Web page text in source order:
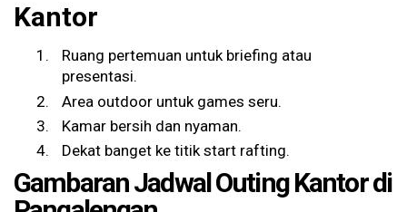
Kantor
Ruang pertemuan untuk briefing atau
presentasi.
Area outdoor untuk games seru.
Kamar bersih dan nyaman.
Dekat banget ke titik start rafting.
Gambaran Jadwal Outing Kantor di